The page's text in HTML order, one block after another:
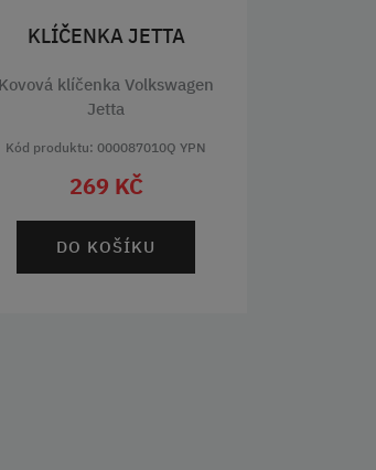
KLÍČENKA JETTA
Kovová klíčenka Volkswagen
Jetta
Kód produktu: 000087010Q YPN
269 KČ
DO KOŠÍKU